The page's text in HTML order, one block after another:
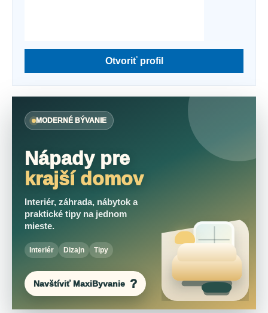
Otvoriť profil
MODERNÉ BÝVANIE
Nápady pre
krajší domov
Interiér, záhrada, nábytok a
praktické tipy na jednom
mieste.
Interiér Dizajn Tipy
Navštíviť MaxiByvanie